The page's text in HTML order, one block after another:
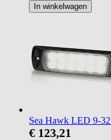
In winkelwagen
Sea Hawk LED 9-
€ 123,21